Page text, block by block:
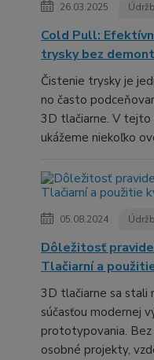
26.03.2025
Cold Pull:
trysky bez
Čistenie trysky je
no často
3D tlačiarne. V tejto
ukážeme niekoľko
05.08.2024
Dôležitosť
Tlačiarní a
3D tlačiarne sa stali
súčasťou modernej
prototypovania.
osobné projekty,